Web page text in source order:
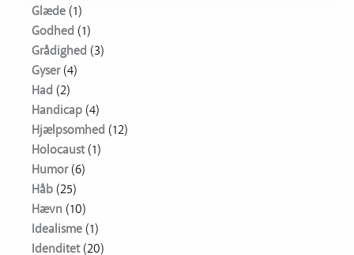
Glæde (1)
Godhed (1)
Grådighed (3)
Gyser(4)
Had (2)
Handicap (4)
Hjælpsomhed (12)
Holocaust(1)
Humor(6)
Håb (25)
Hævn (10)
Idealisme (1)
Idenditet(20)